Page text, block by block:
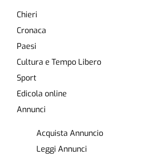
Chieri
Cronaca
Paesi
Cultura e Tempo Libero
Sport
Edicola online
Annunci
Acquista Annuncio
Leggi Annunci